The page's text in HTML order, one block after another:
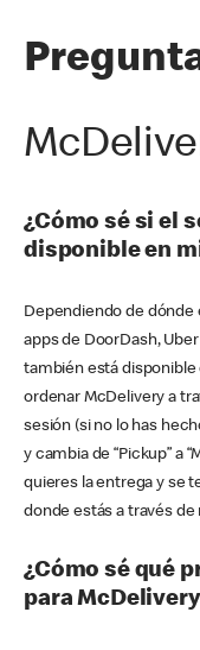
¿Cómo sé si el
disponible en
Dependiendo de dónde
apps de DoorDash,
también está disponible
ordenar McDelivery a
sesión (si no lo has
y cambia de “Pickup” a
quieres la entrega y se
donde estás a través de
¿Cómo sé qué
para